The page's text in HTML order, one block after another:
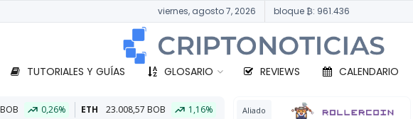
viernes, agosto 7, 2026 bloque ₿: 961.436
TUTORIALES Y GUÍAS GLOSARIO REVIEWS CALENDARIO
23.008,57 BOB 1,16% Aliado BTC